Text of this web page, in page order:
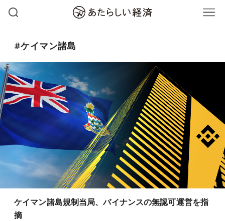
#ケイマン諸島
ケイマン諸島規制当局、バイナンスの無認可運営を指
摘